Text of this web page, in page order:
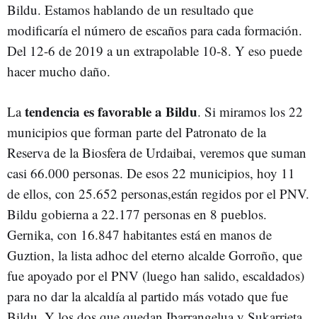
Bildu. Estamos hablando de un resultado que
modificaría el número de escaños para cada formación.
Del 12-6 de 2019 a un extrapolable 10-8. Y eso puede
hacer mucho daño.
Latendencia es favorable a Bildu. Si miramos los 22
municipios que forman parte del Patronato de la
Reserva de la Biosfera de Urdaibai, veremos que suman
casi 66.000 personas. De esos 22 municipios, hoy 11
de ellos, con 25.652 personas,están regidos por el PNV.
Bildu gobierna a 22.177 personas en 8 pueblos.
Gernika, con 16.847 habitantes está en manos de
Guztion, la lista adhoc del eterno alcalde Gorroño, que
fue apoyado por el PNV (luego han salido, escaldados)
para no dar la alcaldía al partido más votado que fue